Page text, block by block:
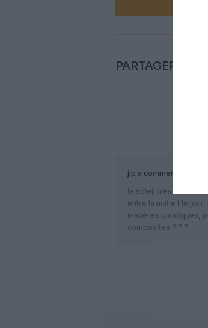
PARTAGER
jlp a commenté :
le soleil très intense
entre la nuit e t le
matières plastiques,
composites ? ? ?